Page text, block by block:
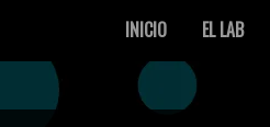
INICIO EL LAB